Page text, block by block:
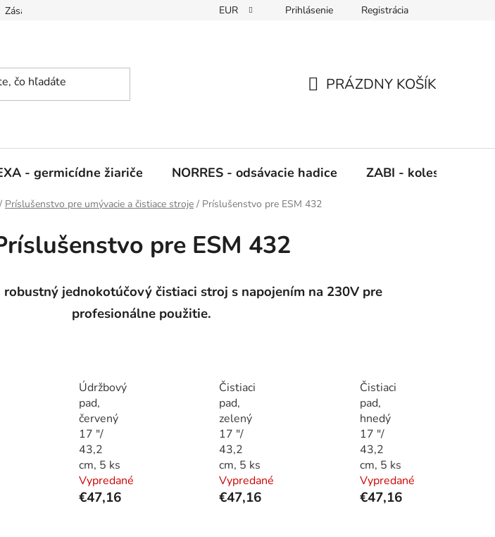
Zásady ochrany osobných údajov Napíšte nám
EUR Prihlásenie Registrácia
PRÁZDNY KOŠÍK
- germicídne žiariče NORRES - odsávacie hadice ZABI - kolesá,
/ Príslušenstvo pre umývacie a čistiace stroje / Príslušenstvo pre ESM 432
pre ESM 432
jednokotúčový čistiaci stroj s napojením na 230V pre
profesionálne použitie.
Údržbový
pad,
červený
17 "/
43,2
cm, 5 ks
Vypredané
€47,16
Čistiaci
pad,
zelený
17 "/
43,2
cm, 5 ks
Vypredané
€47,16
Čistiaci
pad,
hnedý
17 "/
43,2
cm, 5 ks
Vypredané
€47,16